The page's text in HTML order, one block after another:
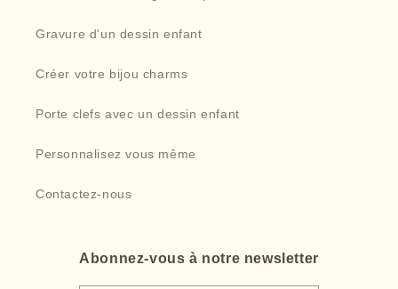
Gravure d'un dessin enfant
Créer votre bijou charms
Porte clefs avec un dessin enfant
Personnalisez vous même
Contactez-nous
Abonnez-vous à notre newsletter